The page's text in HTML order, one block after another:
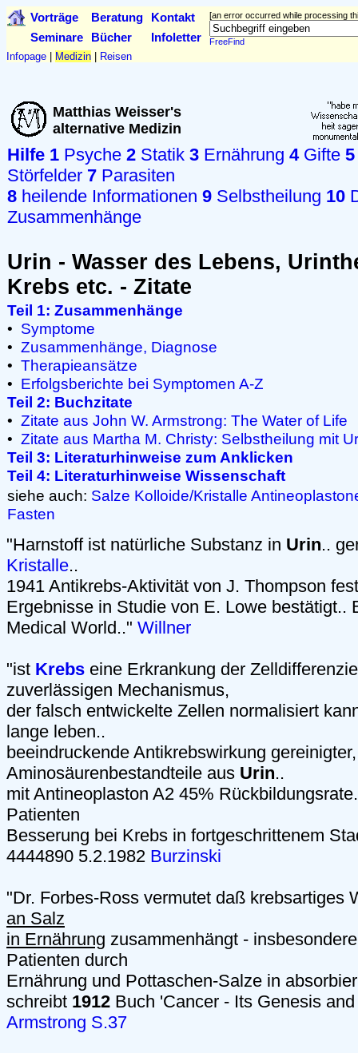
Vorträge Beratung Kontakt [an error occurred while processing
FreeFind
Seminare Bücher Infoletter
Infopage Medizin Reisen
Matthias Weisser's
alternative Medizin
Hilfe 1 Psyche 2 Statik 3 Ernährung 4Gifte 5
Störfelder 7 Parasiten
8 heilende Informationen 9 Selbstheilung 10
Zusammenhänge
Urin - Wasser des Lebens,
Krebs etc. - Zitate
Teil 1: Zusammenhänge
• Symptome
• Zusammenhänge, Diagnose
• Therapieansätze
• Erfolgsberichte bei Symptomen A-Z
Teil 2: Buchzitate
• Zitate aus John W. Armstrong: The Water of Life
• Zitate aus Martha M. Christy: Selbstheilung mit
Teil 3: Literaturhinweise zum Anklicken
Teil 4: Literaturhinweise Wissenschaft
siehe auch: Salze Kolloide/Kristalle
Fasten
"Harnstoff ist natürliche Substanz in Urin..
Kristalle..
1941 Antikrebs-Aktivität von J. Thompson
Ergebnisse in Studie von E. Lowe bestätigt..
Medical World.." Willner
"ist Krebs eine Erkrankung der
zuverlässigen Mechanismus,
der falsch entwickelte Zellen normalisiert
lange leben..
beeindruckende Antikrebswirkung
Aminosäurenbestandteile aus Urin..
mit Antineoplaston A2 45%
Patienten
Besserung bei Krebs in fortgeschrittenem
4444890 5.2.1982 Burzinski
"Dr. Forbes-Ross vermutet daß krebsartiges
an Salz
in Ernährung zusammenhängt -
Patienten durch
Ernährung und Pottaschen-Salze in
schreibt 1912 Buch 'Cancer - Its Genesis
Armstrong S.37